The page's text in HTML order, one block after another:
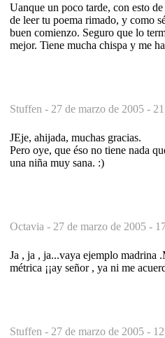
Uanque un poco tarde, con esto
de leer tu poema rimado, y como
buen comienzo. Seguro que lo
mejor. Tiene mucha chispa y me
Stuffen - 27 de marzo de 2005 -
JEje, ahijada, muchas gracias.
Pero oye, que éso no tiene nada
una niña muy sana. :)
Octavia - 27 de marzo de 2005 -
Ja , ja , ja...vaya ejemplo madrina
métrica ¡¡ay señor , ya ni me
Stuffen - 27 de marzo de 2005 -